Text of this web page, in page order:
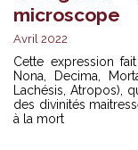
microscope
Avril 2022
Cette expression
Nona, Decima,
Lachésis, Atropos),
des divinités
à la mort